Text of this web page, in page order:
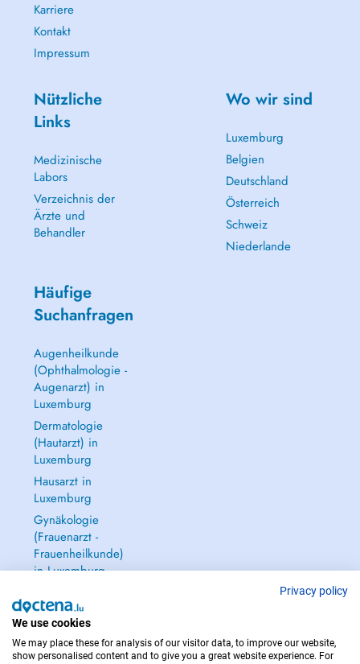
Karriere
Kontakt
Impressum
Nützliche
Links
Medizinische
Labors
Verzeichnis der
Ärzte und
Behandler
Wo wir sind
Luxemburg
Belgien
Deutschland
Österreich
Schweiz
Niederlande
Häufige
Suchanfragen
Augenheilkunde
(Ophthalmologie -
Augenarzt) in
Luxemburg
Dermatologie
(Hautarzt) in
Luxemburg
Hausarzt in
Luxemburg
Gynäkologie
(Frauenarzt -
Frauenheilkunde)
in Luxemburg
Privacy policy
We use cookies
We may place these for analysis of our visitor data, to improve our website,
show personalised content and to give you a great website experience. For